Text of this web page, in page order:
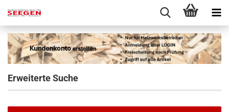
Erweiterte Suche